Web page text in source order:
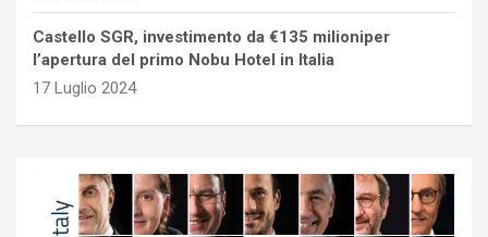
Castello SGR, investimento da €135 milioniper
l’apertura del primo Nobu Hotel in Italia
17 Luglio 2024